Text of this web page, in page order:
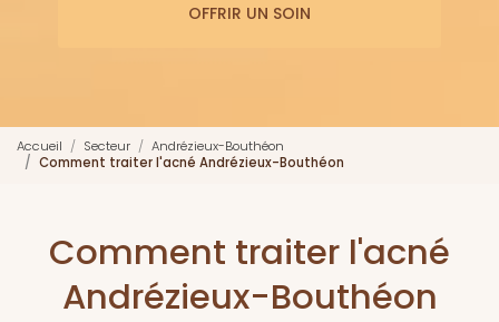
OFFRIR UN SOIN
Accueil Secteur
Andrézieux-Bouthéon
Comment traiter l'acné Andrézieux-Bouthéon
Comment traiter l'acné
Andrézieux-Bouthéon